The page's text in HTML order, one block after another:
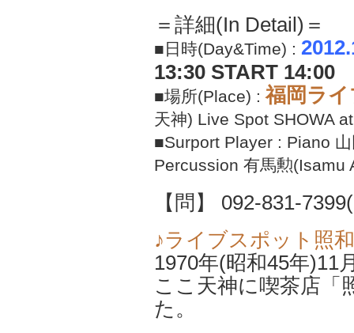
＝詳細(In Detail)＝
■日時(Day&Time) :
13:30 START 14:00
■場所(Place) :福岡ラ
天神) Live Spot SHOWA
■Surport Player : Piano
Percussion 有馬勲(Isamu
【問】 092-831-7399
♪ライブスポット照
1970年(昭和45年)11
ここ天神に喫茶店
た。